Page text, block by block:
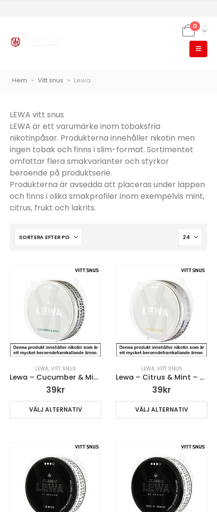
0
Hem » Vitt snus » Lewa
LEWA vitt snus
LEWA är ett varumärke inom tobaksfria
nikotinpåsar. Produkterna innehåller nikotin men
ingen tobak och finns i slim-format. Sortimentet
omfattar flera smakvarianter och styrkor
beroende på produktserie.
Produkterna är avsedda att placeras under läppen
och finns i olika smakprofiler inom exempelvis mint,
citrus, frukt och lakrits.
LEWA, VITT SNUS
Lewa – Cucumber & Mint – Strong
39kr
VÄLJ ALTERNATIV
LEWA, VITT SNUS
Lewa – Citrus & Mint – Strong
39kr
VÄLJ ALTERNATIV